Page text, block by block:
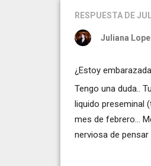
RESPUESTA DE
Juliana
¿Estoy
Tengo una duda..
liquido preseminal
mes de febrero...
nerviosa de